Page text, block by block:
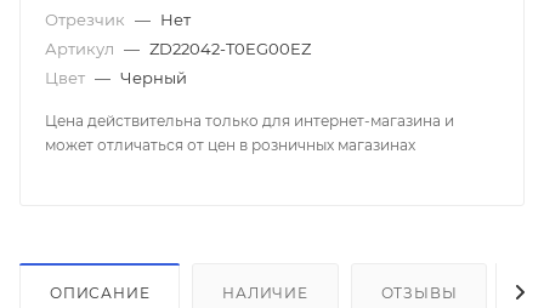
Отрезчик — Нет
Артикул — ZD22042-T0EG00EZ
Цвет — Черный
Цена действительна только для интернет-магазина и
может отличаться от цен в розничных магазинах
ОПИСАНИЕ НАЛИЧИЕ ОТЗЫВЫ